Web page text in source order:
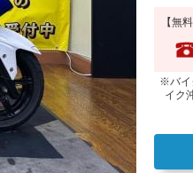
【無
※バイ
イク